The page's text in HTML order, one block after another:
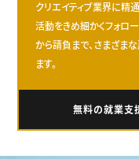
クリエイティブ業界に精
活動をきめ細かくフォロ
から請負まで、さまざま
ます。
無料の就業支